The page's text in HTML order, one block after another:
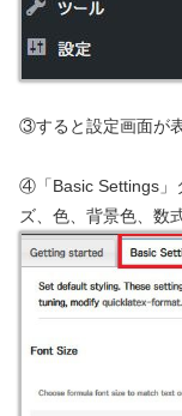
③すると設定画面が
④「Basic Settings」
ズ、色、背景色、数